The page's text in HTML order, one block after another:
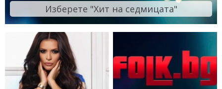
Изберете "Хит на седмицата"